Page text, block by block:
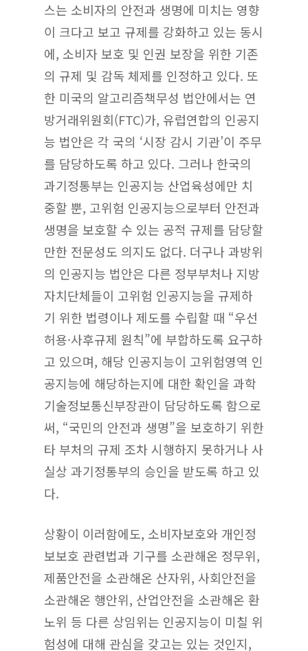
스는 소비자의 안전과 생명에 미치는 영향
이 크다고 보고 규제를 강화하고 있는 동시
에, 소비자 보호 및 인권 보장을 위한 기존
의 규제 및 감독 체제를 인정하고 있다. 또
한 미국의 알고리즘책무성 법안에서는 연
방거래위원회(FTC)가, 유럽연합의 인공지
능 법안은 각 국의 ‘시장 감시 기관’이 주무
를 담당하도록 하고 있다. 그러나 한국의
과기정통부는 인공지능 산업육성에만 치
중할 뿐, 고위험 인공지능으로부터 안전과
생명을 보호할 수 있는 공적 규제를 담당할
만한 전문성도 의지도 없다. 더구나 과방위
의 인공지능 법안은 다른 정부부처나 지방
자치단체들이 고위험 인공지능을 규제하
기 위한 법령이나 제도를 수립할 때 “우선
허용·사후규제 원칙”에 부합하도록 요구하
고 있으며, 해당 인공지능이 고위험영역 인
공지능에 해당하는지에 대한 확인을 과학
기술정보통신부장관이 담당하도록 함으로
써, “국민의 안전과 생명”을 보호하기 위한
타 부처의 규제 조차 시행하지 못하거나 사
실상 과기정통부의 승인을 받도록 하고 있
다.
상황이 이러함에도, 소비자보호와 개인정
보보호 관련법과 기구를 소관해온 정무위,
제품안전을 소관해온 산자위, 사회안전을
소관해온 행안위, 산업안전을 소관해온 환
노위 등 다른 상임위는 인공지능이 미칠 위
험성에 대해 관심을 갖고는 있는 것인지,